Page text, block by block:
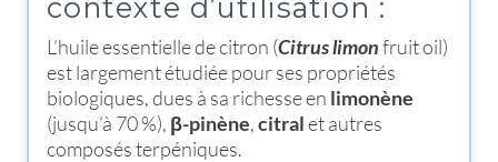
contexte d’utilisation :
L’huile essentielle de citron (Citrus limonfruit oil)
est largement étudiée pour ses propriétés
biologiques, dues à sa richesse en limonène
(jusqu’à 70 %), β-pinène,citralet autres
composés terpéniques.